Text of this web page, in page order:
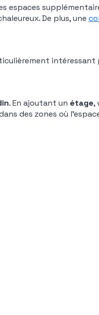
espaces
De plus, une
intéressant
. En ajoutant un étage,
des zones où